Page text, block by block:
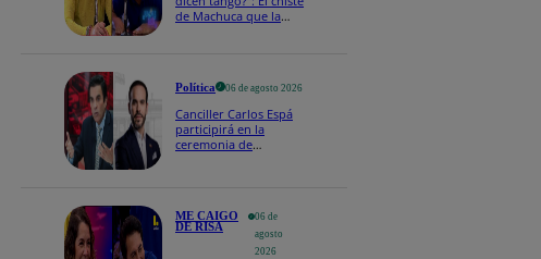
de Machuca que la
Política 06 de agosto 2026
Canciller Carlos Espá
participirá en la
ceremonia de
ME CAIGO
DE RISA
06 de
agosto
2026